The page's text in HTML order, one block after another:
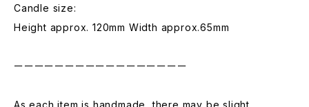
Candle size:
Height approx. 120mm Width approx.65mm
ーーーーーーーーーーーーーーーーー
As each item is handmade, there may be slight